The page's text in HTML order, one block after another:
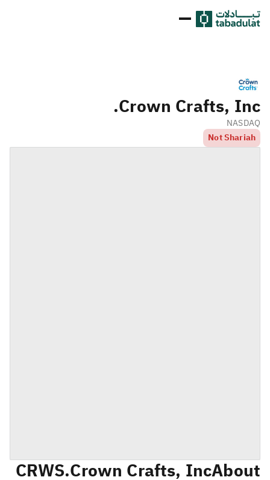
Crown Crafts, Inc.
NASDAQ
Not Shariah
About
Crown Crafts, Inc.
CRWS